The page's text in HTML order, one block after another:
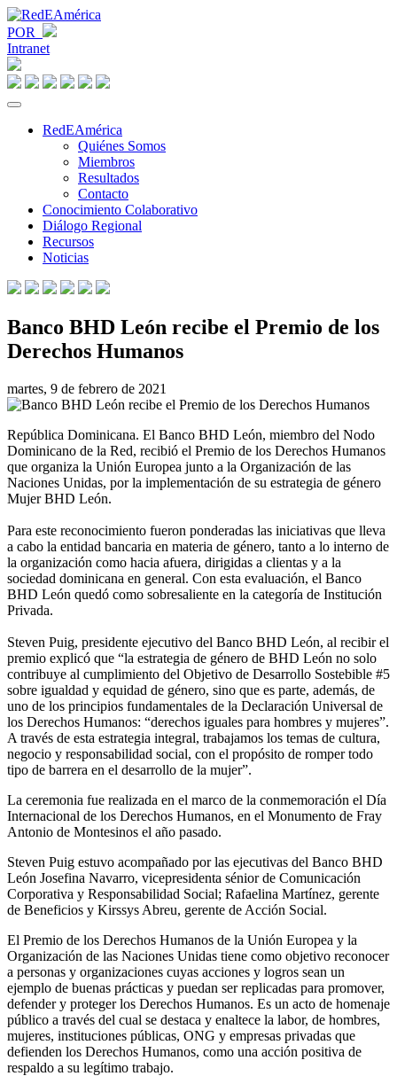
POR
Intranet
RedEAmérica
Quiénes Somos
Miembros
Resultados
Contacto
Conocimiento Colaborativo
Diálogo Regional
Recursos
Noticias
Banco BHD León recibe el Premio de los
Derechos Humanos
martes, 9 de febrero de 2021
República Dominicana. El Banco BHD León, miembro del Nodo
Dominicano de la Red, recibió el Premio de los Derechos Humanos
que organiza la Unión Europea junto a la Organización de las
Naciones Unidas, por la implementación de su estrategia de género
Mujer BHD León.
Para este reconocimiento fueron ponderadas las iniciativas que lleva
a cabo la entidad bancaria en materia de género, tanto a lo interno de
la organización como hacia afuera, dirigidas a clientas y a la
sociedad dominicana en general. Con esta evaluación, el Banco
BHD León quedó como sobresaliente en la categoría de Institución
Privada.
Steven Puig, presidente ejecutivo del Banco BHD León, al recibir el
premio explicó que “la estrategia de género de BHD León no solo
contribuye al cumplimiento del Objetivo de Desarrollo Sostebible #5
sobre igualdad y equidad de género, sino que es parte, además, de
uno de los principios fundamentales de la Declaración Universal de
los Derechos Humanos: “derechos iguales para hombres y mujeres”.
A través de esta estrategia integral, trabajamos los temas de cultura,
negocio y responsabilidad social, con el propósito de romper todo
tipo de barrera en el desarrollo de la mujer”.
La ceremonia fue realizada en el marco de la conmemoración el Día
Internacional de los Derechos Humanos, en el Monumento de Fray
Antonio de Montesinos el año pasado.
Steven Puig estuvo acompañado por las ejecutivas del Banco BHD
León Josefina Navarro, vicepresidenta sénior de Comunicación
Corporativa y Responsabilidad Social; Rafaelina Martínez, gerente
de Beneficios y Kirssys Abreu, gerente de Acción Social.
El Premio de los Derechos Humanos de la Unión Europea y la
Organización de las Naciones Unidas tiene como objetivo reconocer
a personas y organizaciones cuyas acciones y logros sean un
ejemplo de buenas prácticas y puedan ser replicadas para promover,
defender y proteger los Derechos Humanos. Es un acto de homenaje
público a través del cual se destaca y enaltece la labor, de hombres,
mujeres, instituciones públicas, ONG y empresas privadas que
defienden los Derechos Humanos, como una acción positiva de
respaldo a su legítimo trabajo.